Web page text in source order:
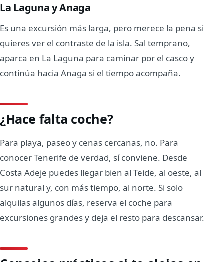
La Laguna y Anaga
Es una excursión más larga, pero merece la pena si
quieres ver el contraste de la isla. Sal temprano,
aparca en La Laguna para caminar por el casco y
continúa hacia Anaga si el tiempo acompaña.
¿Hace falta coche?
Para playa, paseo y cenas cercanas, no. Para
conocer Tenerife de verdad, sí conviene. Desde
Costa Adeje puedes llegar bien al Teide, al oeste, al
sur natural y, con más tiempo, al norte. Si solo
alquilas algunos días, reserva el coche para
excursiones grandes y deja el resto para descansar.